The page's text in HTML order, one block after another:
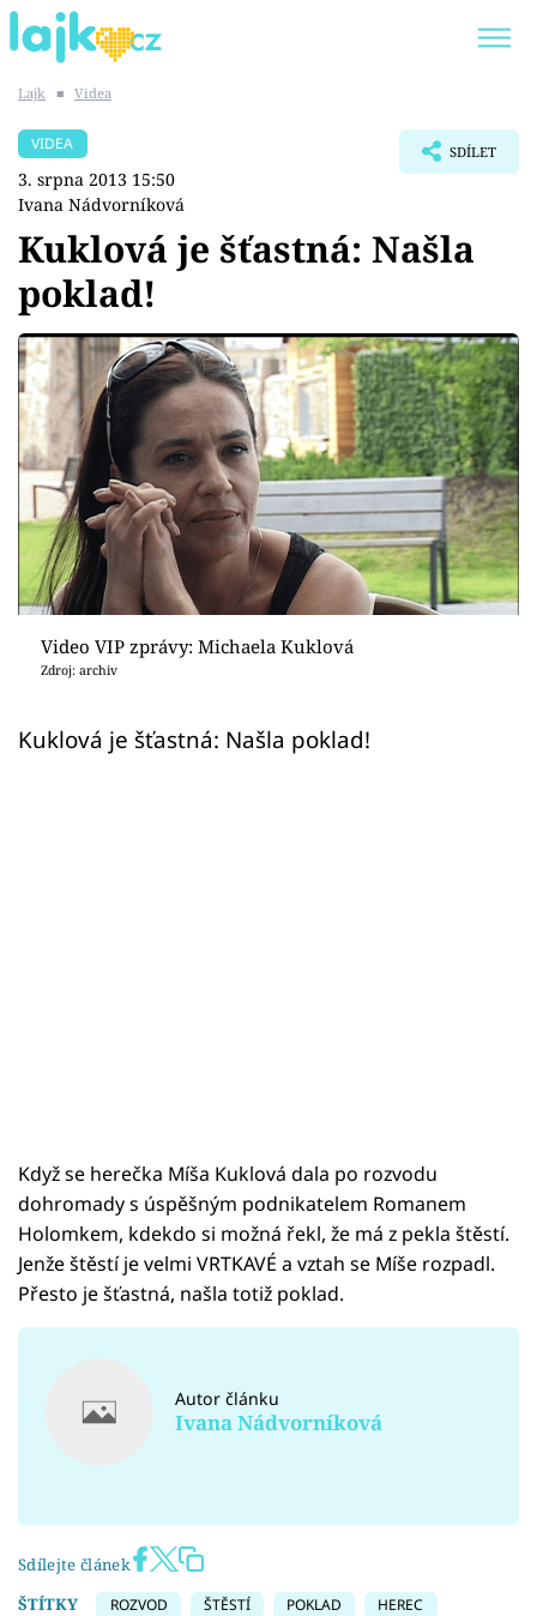
SHOPAHOLICADEL
Témata
Showbyznys
Youtubeři
Virály
Sex a vztahy
Videa
Sledujte prima+
Přihlášení
Lajk ■ Videa
VIDEA
3. srpna 2013 15:50
Ivana Nádvorníková
SDÍLET
Kuklová je šťastná: Našla
poklad!
Video VIP zprávy: Michaela Kuklová
Zdroj: archiv
Kuklová je šťastná: Našla poklad!
Když se herečka Míša Kuklová dala po rozvodu
dohromady s úspěšným podnikatelem Romanem
Holomkem, kdekdo si možná řekl, že má z pekla štěstí.
Jenže štěstí je velmi VRTKAVÉ a vztah se Míše rozpadl.
Přesto je šťastná, našla totiž poklad.
Autor článku
Ivana Nádvorníková
Sdílejte článek
ŠTÍTKY
ROZVOD ŠTĚSTÍ POKLAD
HEREC